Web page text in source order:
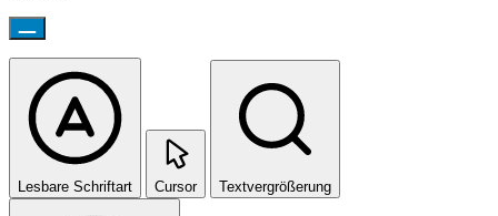
Lesbare Schriftart Cursor Textvergrößerung